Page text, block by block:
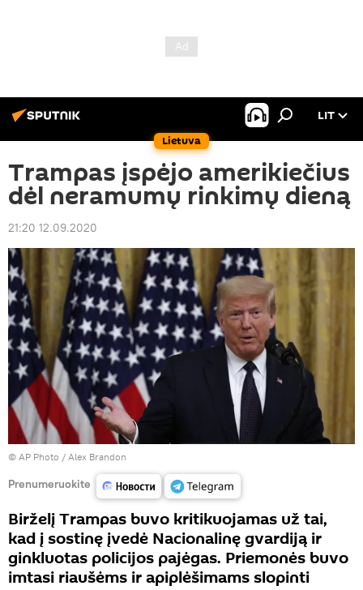
Lietuva
LIT
Trampas įspėjo amerikiečius
dėl neramumų rinkimų dieną
21:20 12.09.2020
© AP Photo / Alex Brandon
Prenumeruokite
Birželį Trampas buvo kritikuojamas už tai,
kad į sostinę įvedė Nacionalinę gvardiją ir
ginkluotas policijos pajėgas. Priemonės buvo
imtasi riaušėms ir apiplėšimams slopinti